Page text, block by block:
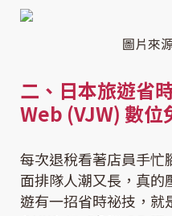
圖片來
二、日本旅遊省
Web (VJW) 數位
每次退稅看著店員手忙
面排隊人潮又長，真的
遊有一招省時祕技，就